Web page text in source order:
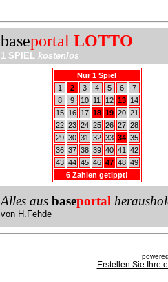
baseportal LOTTO
1 SPIEL kostenlos
Nur 1 Spiel
1
2 3 4 5 6
7
8
9 10 11 12 13
14
15
16 17 18 19 20 21
22 23 24 25 26 27 28
29 30 31 32 33 34 35
36 37 38 39 40 41
42
43 44 45 46 47 48 49
6 Zahlen getippt!
Alles aus baseportal
von H.Fehde
Erstellen Sie Ihre